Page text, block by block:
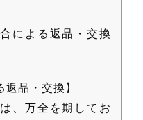
による返品・交換
返品・交換】
、万全を期してお